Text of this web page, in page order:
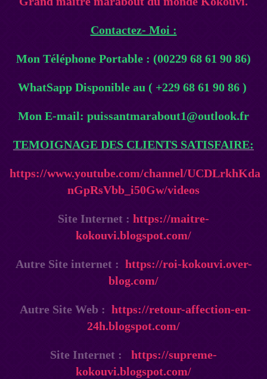
Contactez- Moi :
Mon Téléphone Portable : (00229 68 61 90 86)
WhatSapp Disponible au ( +229 68 61 90 86 )
Mon E-mail: puissantmarabout1@outlook.fr
TEMOIGNAGE DES CLIENTS SATISFAIRE:
https://www.youtube.com/channel/UCDLrkhKda
nGpRsVbb_i50Gw/videos
Site Internet : https://maitre-
kokouvi.blogspot.com/
Autre Site internet : https://roi-kokouvi.over-
blog.com/
Autre Site Web : https://retour-affection-en-
24h.blogspot.com/
Site Internet : https://supreme-
kokouvi.blogspot.com/